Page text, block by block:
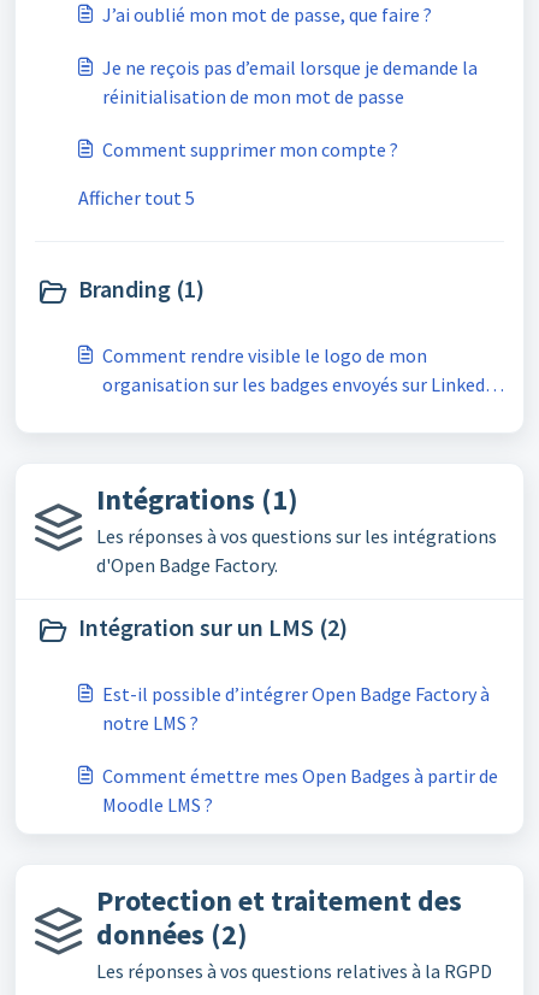
J’ai oublié mon mot de passe, que faire ?
Je ne reçois pas d’email lorsque je demande la
réinitialisation de mon mot de passe
Comment supprimer mon compte ?
Afficher tout 5
Branding (1)
Comment rendre visible le logo de mon
organisation sur les badges envoyés sur Linkedin
Intégrations (1)
Les réponses à vos questions sur les intégrations
d'Open Badge Factory.
Intégration sur un LMS (2)
Est-il possible d’intégrer Open Badge Factory à
notre LMS ?
Comment émettre mes Open Badges à partir de
Moodle LMS ?
Protection et traitement des
données (2)
Les réponses à vos questions relatives à la RGPD